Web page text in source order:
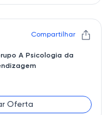
Compartilhar
A Psicologia da
Oferta